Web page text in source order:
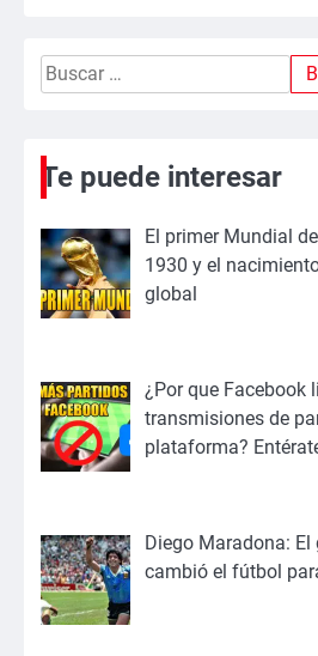
Buscar:
Te puede interesar
El primer Mundial
1930 y el
global
¿Por que Facebook
transmisiones de
plataforma?
Diego Maradona: El
cambió el fútbol